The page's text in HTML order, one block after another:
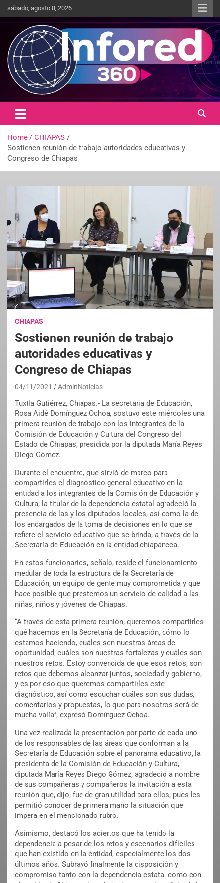
sábado, agosto 8, 2026
infored360.mx
Un giro en la información
Home
CHIAPAS
Sostienen reunión de trabajo autoridades educativas y
Congreso de Chiapas
CHIAPAS
Sostienen reunión de trabajo
autoridades educativas y
Congreso de Chiapas
04/11/2021 AdminNoticias
Tuxtla Gutiérrez, Chiapas.- La secretaria de Educación,
Rosa Aidé Domínguez Ochoa, sostuvo este miércoles una
primera reunión de trabajo con los integrantes de la
Comisión de Educación y Cultura del Congreso del
Estado de Chiapas, presidida por la diputada María Reyes
Diego Gómez.
Durante el encuentro, que sirvió de marco para
compartirles el diagnóstico general educativo en la
entidad a los integrantes de la Comisión de Educación y
Cultura, la titular de la dependencia estatal agradeció la
presencia de las y los diputados locales, así como la de
los encargados de la toma de decisiones en lo que se
refiere el servicio educativo que se brinda, a través de la
Secretaría de Educación en la entidad chiapaneca.
En estos funcionarios, señaló, reside el funcionamiento
medular de toda la estructura de la Secretaría de
Educación, un equipo de gente muy comprometida y que
hace posible que prestemos un servicio de calidad a las
niñas, niños y jóvenes de Chiapas.
“A través de esta primera reunión, queremos compartirles
qué hacemos en la Secretaría de Educación, cómo lo
estamos haciendo, cuáles son nuestras áreas de
oportunidad, cuáles son nuestras fortalezas y cuáles son
nuestros retos. Estoy convencida de que esos retos, son
retos que debemos alcanzar juntos, sociedad y gobierno,
y es por eso que queremos compartirles este
diagnóstico, así como escuchar cuáles son sus dudas,
comentarios y propuestas, lo que para nosotros será de
mucha valía”, expresó Domínguez Ochoa.
Una vez realizada la presentación por parte de cada uno
de los responsables de las áreas que conforman a la
Secretaría de Educación sobre el panorama educativo, la
presidenta de la Comisión de Educación y Cultura,
diputada María Reyes Diego Gómez, agradeció a nombre
de sus compañeras y compañeros la invitación a esta
reunión que, dijo, fue de gran utilidad para ellos, pues les
permitió conocer de primera mano la situación que
impera en el mencionado rubro.
Asimismo, destacó los aciertos que ha tenido la
dependencia a pesar de los retos y escenarios difíciles
que han existido en la entidad, especialmente los dos
últimos años. Subrayó finalmente la disposición y
compromiso tanto con la dependencia estatal como con